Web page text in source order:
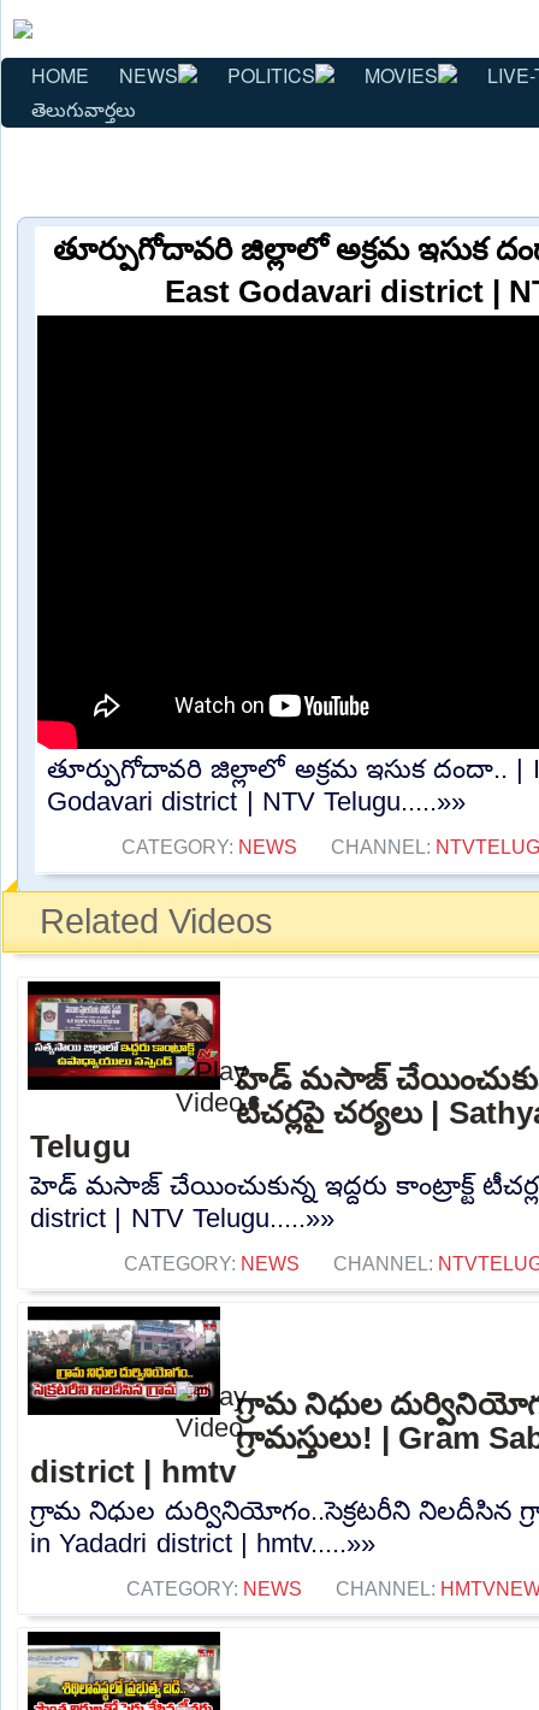
HOME NEWS POLITICS MOVIES
తెలుగువార్తలు
తూర్పుగోదావరి జిల్లాలో అక్రమ ఇసుక
East Godavari district |
తూర్పుగోదావరి జిల్లాలో అక్రమ ఇసుక దందా.. |
Godavari district | NTV Telugu.....»»
CATEGORY: NEWS CHANNEL:
Related Videos
హెడ్ మసాజ్ చేయించుకున్న
టీచర్లపై చర్యలు |
Telugu
హెడ్ మసాజ్ చేయించుకున్న ఇద్దరు కాంట్రాక్ట్
district | NTV Telugu.....»»
CATEGORY: NEWS CHANNEL:
గ్రామ నిధుల
గ్రామస్తులు! | Gram
district | hmtv
గ్రామ నిధుల దుర్వినియోగం..సెక్రటరీని నిలదీసిన
in Yadadri district | hmtv.....»»
CATEGORY: NEWS CHANNEL: